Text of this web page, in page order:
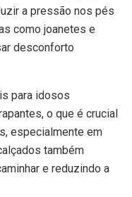
a pressão nos pés
como joanetes e
desconforto
para idosos
o que é crucial
especialmente em
também
e reduzindo a